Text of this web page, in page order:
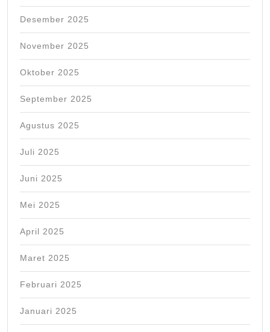
Desember 2025
November 2025
Oktober 2025
September 2025
Agustus 2025
Juli 2025
Juni 2025
Mei 2025
April 2025
Maret 2025
Februari 2025
Januari 2025